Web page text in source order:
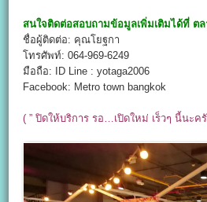
สนใจติดต่อสอบถามข้อมูลเพิ่มเติมได้ที่ ต
ชื่อผู้ติดต่อ: คุณโยฐกา
โทรศัพท์: 064-969-6249
มือถือ: ID Line : yotaga2006
Facebook: Metro town bangkok
( ” ปิดให้บริการ รอ…เปิดใหม่ เร็วๆ นี้นะครั